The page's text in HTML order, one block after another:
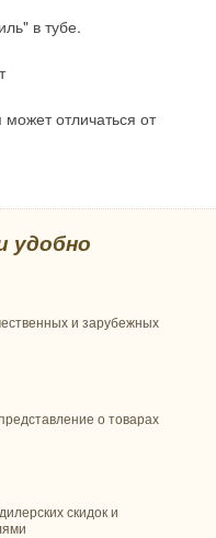
в тубе.
отличаться от
удобно
и зарубежных
о товарах
скидок и